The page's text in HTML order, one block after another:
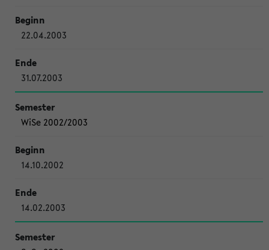
22.04.2003
31.07.2003
WiSe 2002/2003
14.10.2002
14.02.2003